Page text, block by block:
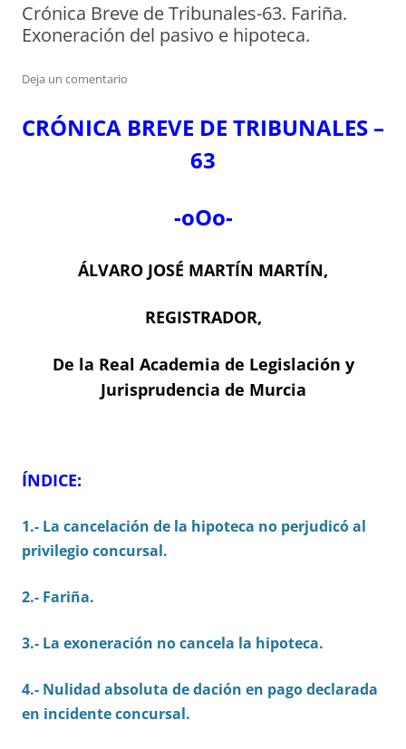
Crónica Breve de Tribunales-63. Fariña.
Exoneración del pasivo e hipoteca.
Deja un comentario
CRÓNICA BREVE DE TRIBUNALES –
63
-oOo-
ÁLVARO JOSÉ MARTÍN MARTÍN,
REGISTRADOR,
De la Real Academia de Legislación y
Jurisprudencia de Murcia
ÍNDICE:
1.- La cancelación de la hipoteca no perjudicó al
privilegio concursal.
2.- Fariña.
3.- La exoneración no cancela la hipoteca.
4.- Nulidad absoluta de dación en pago declarada
en incidente concursal.